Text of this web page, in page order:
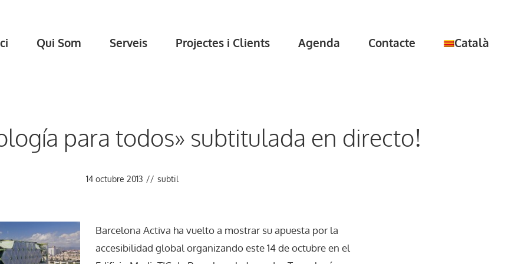
Qui Som Serveis Projectes i Clients Agenda Contacte Català
para todos» subtitulada en directo!
14 octubre 2013 // subtil
Barcelona Activa ha vuelto a mostrar su apuesta por la
accesibilidad global organizando este 14 de octubre en el